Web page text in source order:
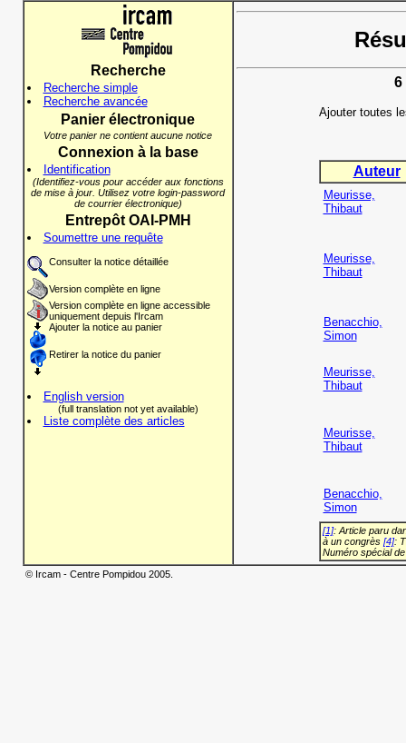
Recherche
Recherche simple
Recherche avancée
Panier électronique
Votre panier ne contient aucune notice
Connexion à la base
Identification
(Identifiez-vous pour accéder aux fonctions
de mise à jour. Utilisez votre login-password
de courrier électronique)
Entrepôt OAI-PMH
Soumettre une requête
Consulter la notice détaillée
Version complète en ligne
Version complète en ligne accessible
uniquement depuis l'Ircam
Ajouter la notice au panier
Retirer la notice du panier
English version
(full translation not yet available)
Liste complète des articles
6
Ajouter toutes
Auteur
Meurisse,
Thibaut
Meurisse,
Thibaut
Benacchio,
Simon
Meurisse,
Thibaut
Meurisse,
Thibaut
Benacchio,
Simon
[1]: Article paru
à un congrès [4]:
Numéro spécial
© Ircam - Centre Pompidou 2005.